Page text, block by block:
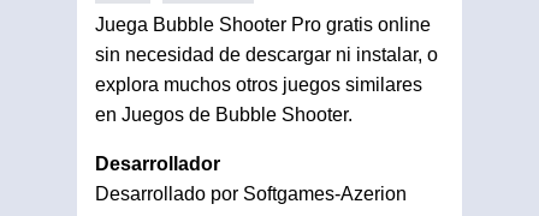
Juega Bubble Shooter Pro gratis online
sin necesidad de descargar ni instalar, o
explora muchos otros juegos similares
en Juegos de Bubble Shooter.
Desarrollador
Desarrollado por Softgames-Azerion